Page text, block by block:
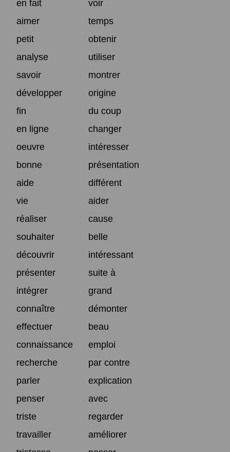
en fait
voir
aimer
temps
petit
obtenir
analyse
utiliser
savoir
montrer
développer
origine
fin
du coup
en ligne
changer
oeuvre
intéresser
bonne
présentation
aide
différent
vie
aider
réaliser
cause
souhaiter
belle
découvrir
intéressant
présenter
suite à
intégrer
grand
connaître
démonter
effectuer
beau
connaissance
emploi
recherche
par contre
parler
explication
penser
avec
triste
regarder
travailler
améliorer